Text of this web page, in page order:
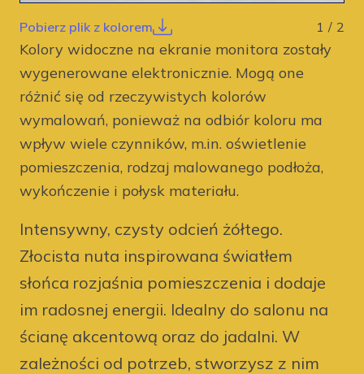
Pobierz plik z kolorem 1 / 2
Kolory widoczne na ekranie monitora zostały
wygenerowane elektronicznie. Mogą one
różnić się od rzeczywistych kolorów
wymalowań, ponieważ na odbiór koloru ma
wpływ wiele czynników, m.in. oświetlenie
pomieszczenia, rodzaj malowanego podłoża,
wykończenie i połysk materiału.
Intensywny, czysty odcień żółtego.
Złocista nuta inspirowana światłem
słońca rozjaśnia pomieszczenia i dodaje
im radosnej energii. Idealny do salonu na
ścianę akcentową oraz do jadalni. W
zależności od potrzeb, stworzysz z nim